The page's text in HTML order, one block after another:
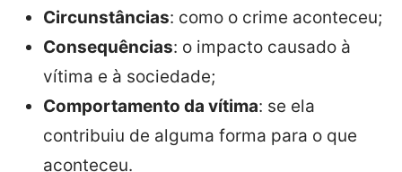
Circunstâncias: como o crime aconteceu;
Consequências: o impacto causado à
vítima e à sociedade;
Comportamento da vítima: se ela
contribuiu de alguma forma para o que
aconteceu.